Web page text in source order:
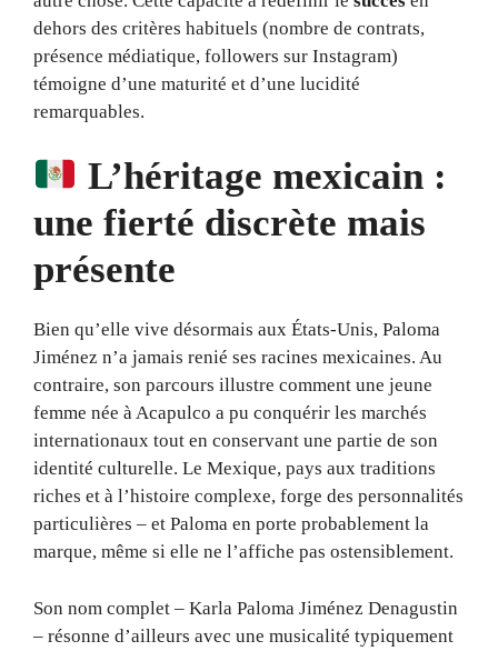
dehors des critères habituels (nombre de contrats,
présence médiatique, followers sur Instagram)
témoigne d’une maturité et d’une lucidité
remarquables.
L’héritage mexicain :
une fierté discrète mais
présente
Bien qu’elle vive désormais aux États-Unis, Paloma
Jiménez n’a jamais renié ses racines mexicaines. Au
contraire, son parcours illustre comment une jeune
femme née à Acapulco a pu conquérir les marchés
internationaux tout en conservant une partie de son
identité culturelle. Le Mexique, pays aux traditions
riches et à l’histoire complexe, forge des personnalités
particulières – et Paloma en porte probablement la
marque, même si elle ne l’affiche pas ostensiblement.
Son nom complet – Karla Paloma Jiménez Denagustin
– résonne d’ailleurs avec une musicalité typiquement